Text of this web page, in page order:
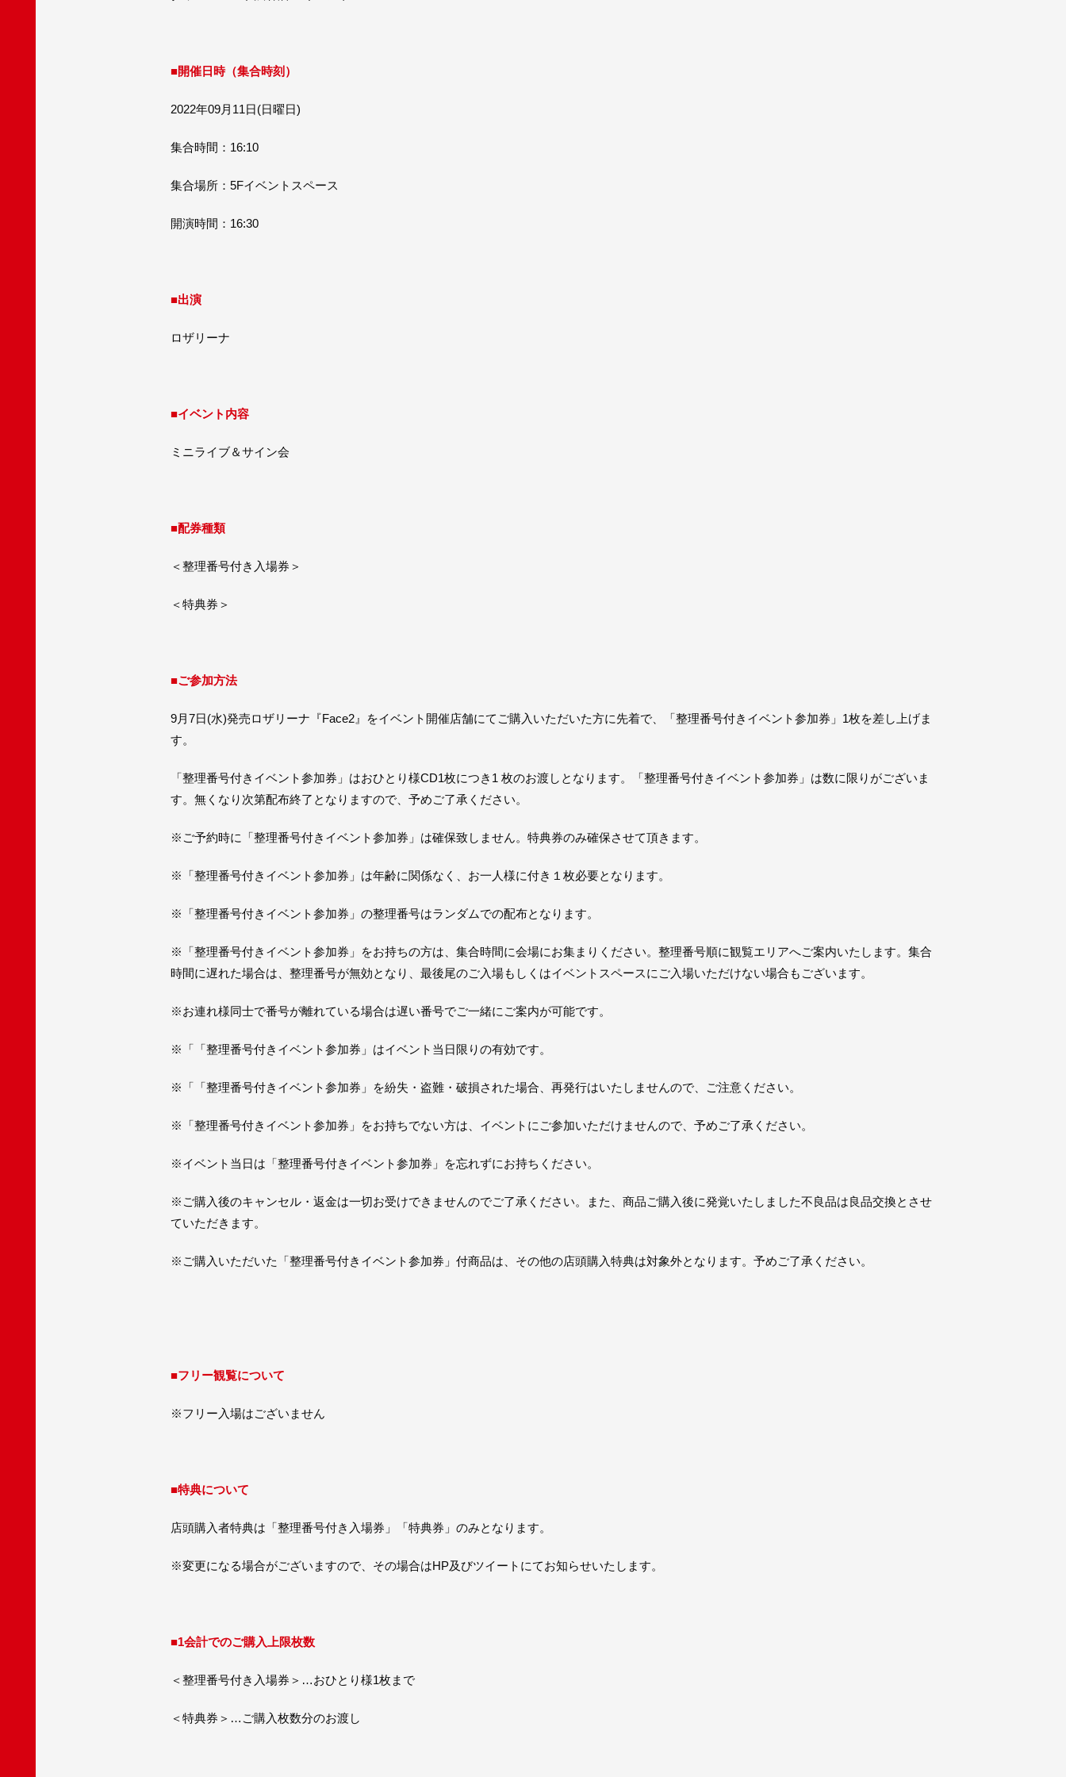
■開催日時（集合時刻）
2022年09月11日(日曜日)
集合時間：16:10
集合場所：5Fイベントスペース
開演時間：16:30
■出演
ロザリーナ
■イベント内容
ミニライブ＆サイン会
■配券種類
＜整理番号付き入場券＞
＜特典券＞
■ご参加方法
9月7日(水)発売ロザリーナ『Face2』をイベント開催店舗にてご購入いただいた方に先着で、「整理番号付きイベント参加券」1枚を差し上げま
す。
「整理番号付きイベント参加券」はおひとり様CD1枚につき1 枚のお渡しとなります。「整理番号付きイベント参加券」は数に限りがございま
す。無くなり次第配布終了となりますので、予めご了承ください。
※ご予約時に「整理番号付きイベント参加券」は確保致しません。特典券のみ確保させて頂きます。
※「整理番号付きイベント参加券」は年齢に関係なく、お一人様に付き１枚必要となります。
※「整理番号付きイベント参加券」の整理番号はランダムでの配布となります。
※「整理番号付きイベント参加券」をお持ちの方は、集合時間に会場にお集まりください。整理番号順に観覧エリアへご案内いたします。集合
時間に遅れた場合は、整理番号が無効となり、最後尾のご⼊場もしくはイベントスペースにご⼊場いただけない場合もございます。
※お連れ様同⼠で番号が離れている場合は遅い番号でご⼀緒にご案内が可能です。
※「「整理番号付きイベント参加券」はイベント当⽇限りの有効です。
※「「整理番号付きイベント参加券」を紛失・盗難・破損された場合、再発⾏はいたしませんので、ご注意ください。
※「整理番号付きイベント参加券」をお持ちでない方は、イベントにご参加いただけませんので、予めご了承ください。
※イベント当日は「整理番号付きイベント参加券」を忘れずにお持ちください。
※ご購⼊後のキャンセル・返⾦は⼀切お受けできませんのでご了承ください。また、商品ご購⼊後に発覚いたしました不良品は良品交換とさせ
ていただきます。
※ご購入いただいた「整理番号付きイベント参加券」付商品は、その他の店頭購入特典は対象外となります。予めご了承ください。
■フリー観覧について
※フリー入場はございません
■特典について
店頭購入者特典は「整理番号付き入場券」「特典券」のみとなります。
※変更になる場合がございますので、その場合はHP及びツイートにてお知らせいたします。
■1会計でのご購入上限枚数
＜整理番号付き入場券＞…おひとり様1枚まで
＜特典券＞…ご購入枚数分のお渡し